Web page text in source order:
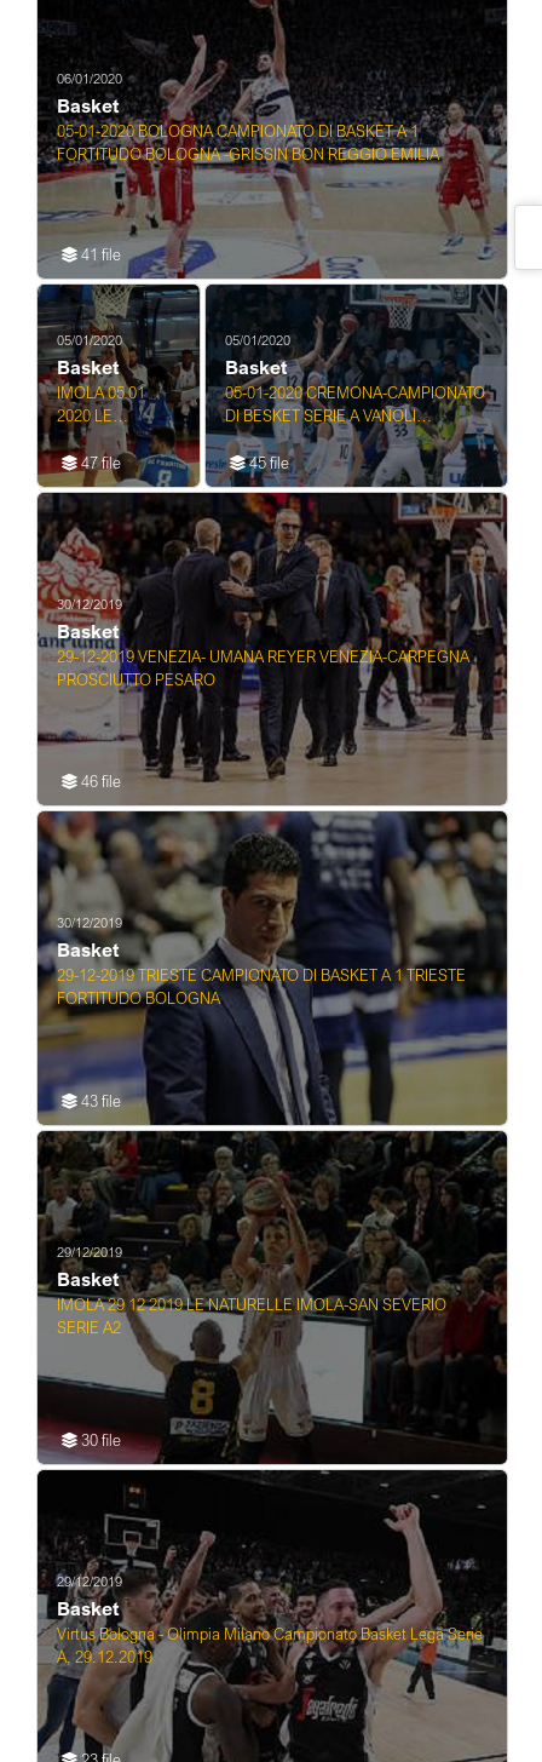
06/01/2020
Basket
05-01-2020 BOLOGNA CAMPIONATO DI BASKET A 1
FORTITUDO BOLOGNA -GRISSIN BON REGGIO EMILIA
41 file
05/01/2020
Basket
IMOLA 05 01
2020 LE
NATURELLE
IMOLA BASKET-
ROSETO SERIE
A2
47 file
05/01/2020
Basket
05-01-2020 CREMONA-CAMPIONATO
DI BESKET SERIE A VANOLI
CREMONA HAPPY CASA BRINDISI
45 file
30/12/2019
Basket
29-12-2019 VENEZIA- UMANA REYER VENEZIA-CARPEGNA
PROSCIUTTO PESARO
46 file
30/12/2019
Basket
29-12-2019 TRIESTE CAMPIONATO DI BASKET A 1 TRIESTE
FORTITUDO BOLOGNA
43 file
29/12/2019
Basket
IMOLA 29 12 2019 LE NATURELLE IMOLA-SAN SEVERIO
SERIE A2
30 file
29/12/2019
Basket
Virtus Bologna - Olimpia Milano Campionato Basket Lega Serie
A, 29.12.2019